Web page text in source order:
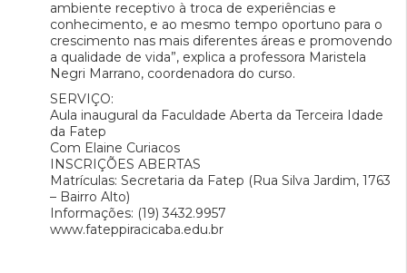
ambiente receptivo à troca de experiências e
conhecimento, e ao mesmo tempo oportuno para o
crescimento nas mais diferentes áreas e promovendo
a qualidade de vida”, explica a professora Maristela
Negri Marrano, coordenadora do curso.
SERVIÇO:
Aula inaugural da Faculdade Aberta da Terceira Idade
da Fatep
Com Elaine Curiacos
INSCRIÇÕES ABERTAS
Matrículas: Secretaria da Fatep (Rua Silva Jardim, 1763
– Bairro Alto)
Informações: (19) 3432.9957
www.fateppiracicaba.edu.br